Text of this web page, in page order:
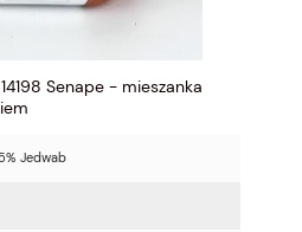
Senape - mieszanka
Jedwab